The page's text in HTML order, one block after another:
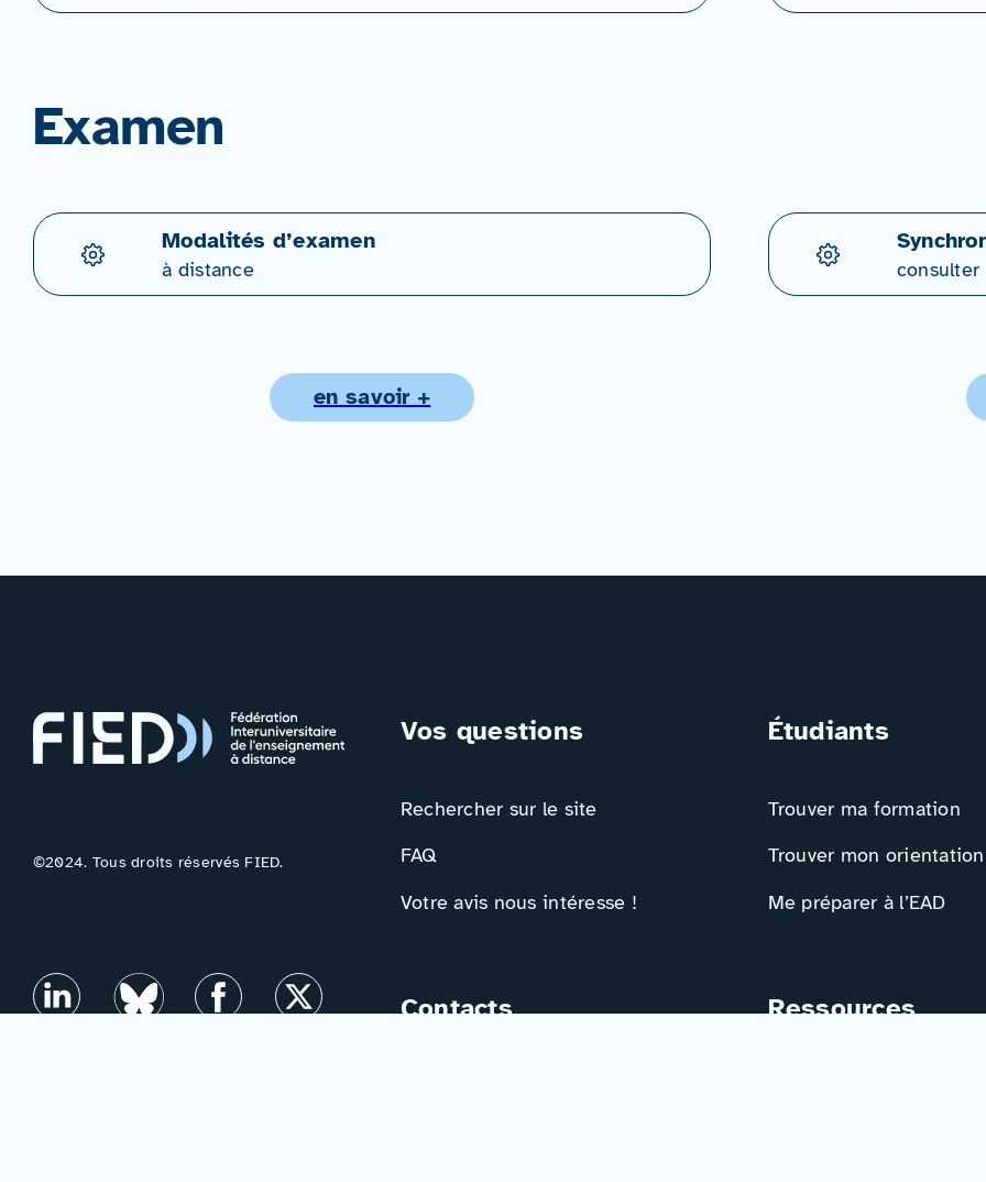
Examen
Modalités d’examen
à distance consulter
en savoir +
©2024. Tous droits réservés FIED.
Vos questions
Rechercher sur le site
FAQ
Votre avis nous intéresse !
Contacts
Étudiants
Trouver ma formation
Trouver mon orientation
Me préparer à l’EAD
Ressources